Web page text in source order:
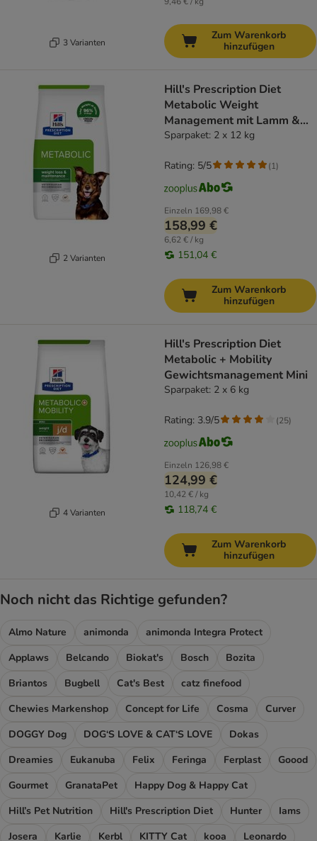
3 Varianten
Zum Warenkorb
hinzufügen
2 Varianten
Hill's Prescription Diet
Metabolic Weight
Management mit Lamm &
Reis
Sparpaket: 2 x 12 kg
Einzeln 169,98 €
158,99 €
6,62 € / kg
151,04 €
Rating: 5/5 (1)
Zum Warenkorb
hinzufügen
4 Varianten
Hill's Prescription Diet
Metabolic + Mobility
Gewichtsmanagement Mini
Sparpaket: 2 x 6 kg
Einzeln 126,98 €
124,99 €
10,42 € / kg
118,74 €
Rating: 3.9/5 (25)
Zum Warenkorb
hinzufügen
Noch nicht das Richtige gefunden?
Almo Nature animonda
animonda Integra Protect
Applaws
Belcando Biokat's Bosch
Bozita
Briantos
Bugbell Cat's Best
catz finefood
Chewies Markenshop
Concept for Life Cosma
Curver
DOGGY Dog
DOG‘S LOVE & CAT‘S LOVE
Dokas
Dreamies
Eukanuba Felix Feringa Ferplast
Goood
Gourmet
GranataPet
Happy Dog & Happy Cat
Hill’s Pet Nutrition
Hill's Prescription Diet Hunter
Iams
Josera
Karlie Kerbl KITTY Cat kooa
Leonardo